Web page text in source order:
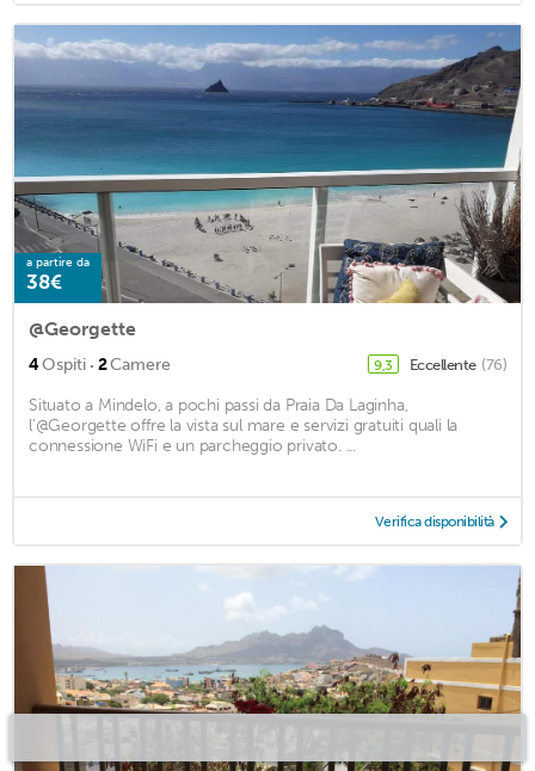
a partire da
38€
@Georgette
4Ospiti · 2Camere 9,3 Eccellente (76)
Situato a Mindelo, a pochi passi da Praia Da Laginha,
l'@Georgette offre la vista sul mare e servizi gratuiti quali la
connessione WiFi e un parcheggio privato. ...
Verifica disponibilità